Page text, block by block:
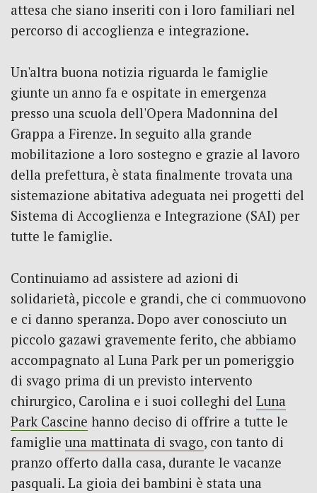
attesa che siano inseriti con i loro familiari nel
percorso di accoglienza e integrazione.
Un'altra buona notizia riguarda le famiglie
giunte un anno fa e ospitate in emergenza
presso una scuola dell'Opera Madonnina del
Grappa a Firenze. In seguito alla grande
mobilitazione a loro sostegno e grazie al lavoro
della prefettura, è stata finalmente trovata una
sistemazione abitativa adeguata nei progetti del
Sistema di Accoglienza e Integrazione (SAI) per
tutte le famiglie.
Continuiamo ad assistere ad azioni di
solidarietà, piccole e grandi, che ci commuovono
e ci danno speranza. Dopo aver conosciuto un
piccolo gazawi gravemente ferito, che abbiamo
accompagnato al Luna Park per un pomeriggio
di svago prima di un previsto intervento
chirurgico, Carolina e i suoi colleghi del Luna
Park Cascine hanno deciso di offrire a tutte le
famiglie una mattinata di svago, con tanto di
pranzo offerto dalla casa, durante le vacanze
pasquali. La gioia dei bambini è stata una